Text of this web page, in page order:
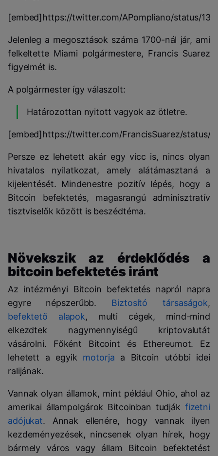
[embed]https://twitter.com/APompliano/status/
Jelenleg a megosztások száma 1700-nál jár, ami
felkeltette Miami polgármestere, Francis Suarez
figyelmét is.
A polgármester így válaszolt:
Határozottan nyitott vagyok az ötletre.
[embed]https://twitter.com/FrancisSuarez/status/
Persze ez lehetett akár egy vicc is, nincs olyan
hivatalos nyilatkozat, amely alátámasztaná a
kijelentését. Mindenestre pozitív lépés, hogy a
Bitcoin befektetés, magasrangú adminisztratív
tisztviselők között is beszédtéma.
Növekszik az érdeklődés a
bitcoin befektetés iránt
Az intézményi Bitcoin befektetés napról napra
egyre népszerűbb. Biztosító társaságok,
befektető alapok, multi cégek, mind-mind
elkezdtek nagymennyiségű kriptovalutát
vásárolni. Főként Bitcoint és Ethereumot. Ez
lehetett a egyik motorja a Bitcoin utóbbi idei
ralijának.
Vannak olyan államok, mint például Ohio, ahol az
amerikai állampolgárok Bitcoinban tudják fizetni
adójukat. Annak ellenére, hogy vannak ilyen
kezdeményezések, nincsenek olyan hírek, hogy
bármely város vagy állam Bitcoin befektetést